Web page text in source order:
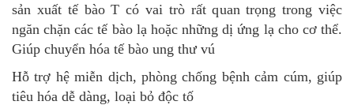
sản xuất tế bào T có vai trò rất quan trọng trong việc
ngăn chặn các tế bào lạ hoặc những dị ứng lạ cho cơ thể.
Giúp chuyển hóa tế bào ung thư vú
Hỗ trợ hệ miễn dịch, phòng chống bệnh cảm cúm, giúp
tiêu hóa dễ dàng, loại bỏ độc tố